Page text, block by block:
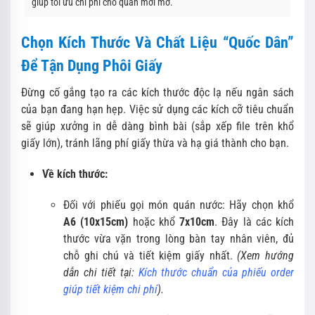
Chọn Kích Thước Và Chất Liệu “Quốc Dân”
Để Tận Dụng Phôi Giấy
Đừng cố gắng tạo ra các kích thước độc lạ nếu ngân sách
của bạn đang hạn hẹp. Việc sử dụng các kích cỡ tiêu chuẩn
sẽ giúp xưởng in dễ dàng bình bài (sắp xếp file trên khổ
giấy lớn), tránh lãng phí giấy thừa và hạ giá thành cho bạn.
Về kích thước:
Đối với phiếu gọi món quán nước: Hãy chọn khổ
A6 (10x15cm) hoặc khổ 7x10cm. Đây là các kích
thước vừa vặn trong lòng bàn tay nhân viên, đủ
chỗ ghi chú và tiết kiệm giấy nhất.(Xem hướng
dẫn chi tiết tại: Kích thước chuẩn của phiếu order
giúp tiết kiệm chi phí).